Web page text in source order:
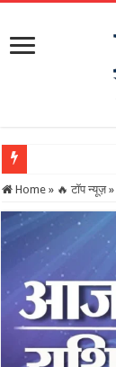
Home » 🔥 टॉप न्यूज़ »